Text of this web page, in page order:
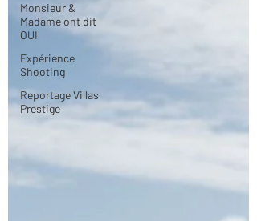
Monsieur &
Madame ont dit
OUI
Expérience
Shooting
Reportage Villas
Prestige